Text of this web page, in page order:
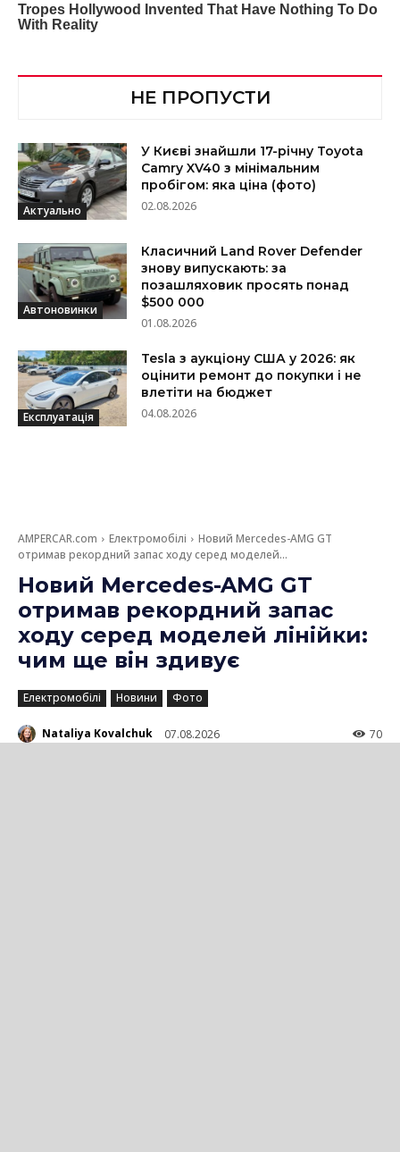
НЕ ПРОПУСТИ
Актуально
У Києві знайшли 17-річну Toyota
Camry XV40 з мінімальним
пробігом: яка ціна (фото)
02.08.2026
Автоновинки
Класичний Land Rover Defender
знову випускають: за
позашляховик просять понад
$500 000
01.08.2026
Експлуатація
Tesla з аукціону США у 2026: як
оцінити ремонт до покупки і не
влетіти на бюджет
04.08.2026